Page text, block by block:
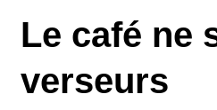
Le café ne
verseurs